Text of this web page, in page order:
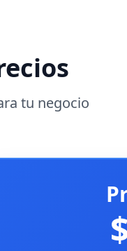
tu negocio